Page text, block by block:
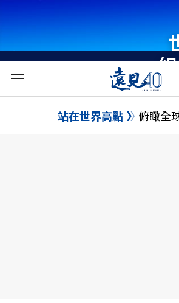
站在世界高點 俯瞰全